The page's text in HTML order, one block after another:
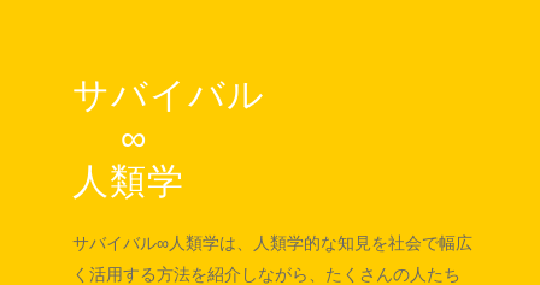
サバイバル
∞
人類学
サバイバル∞人類学は、人類学的な知見を社会で幅広
く活用する方法を紹介しながら、たくさんの人たち